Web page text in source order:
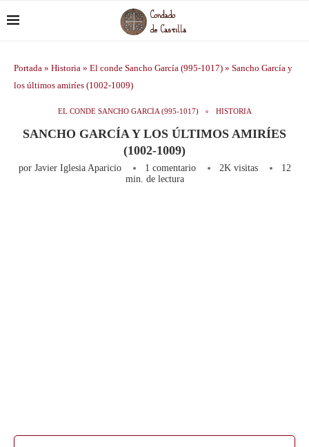
Portada » Historia » El conde Sancho García (995-1017) » Sancho García y
los últimos amiríes (1002-1009)
EL CONDE SANCHO GARCÍA (995-1017) HISTORIA
SANCHO GARCÍA Y LOS ÚLTIMOS AMIRÍES
(1002-1009)
por Javier Iglesia Aparicio 1 comentario 2Kvisitas
12
min. de lectura